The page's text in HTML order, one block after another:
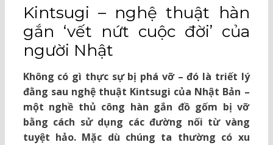
ON
Kintsugi – nghệ thuật hàn
gắn ‘vết nứt cuộc đời’ của
người Nhật
Không có gì thực sự bị phá vỡ – đó là triết lý
đằng sau nghệ thuật Kintsugi của Nhật Bản –
một nghề thủ công hàn gắn đồ gốm bị vỡ
bằng cách sử dụng các đường nối từ vàng
tuyệt hảo. Mặc dù chúng ta thường có xu